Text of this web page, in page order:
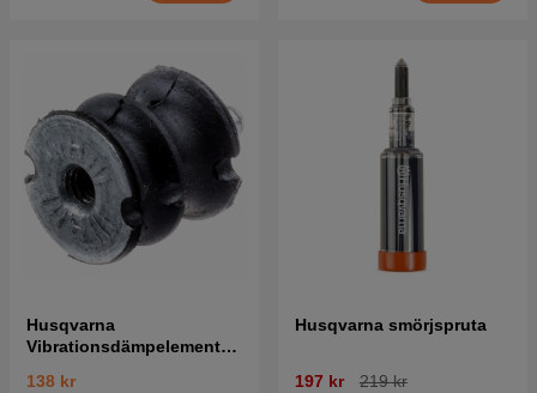
Husqvarna
Vibrationsdämpelement
138 kr
Husqvarna smörjspruta
197 kr 219 kr